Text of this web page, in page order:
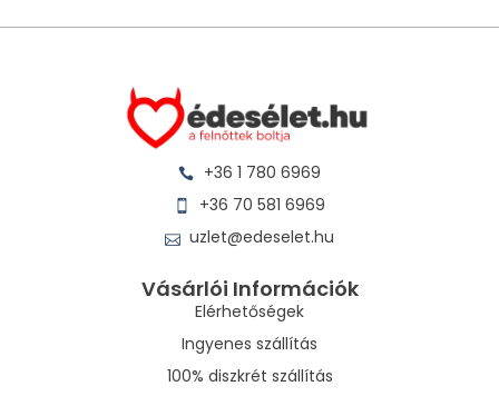
+36 1 780 6969
+36 70 581 6969
uzlet@edeselet.hu
Vásárlói Információk
Elérhetőségek
Ingyenes szállítás
100% diszkrét szállítás